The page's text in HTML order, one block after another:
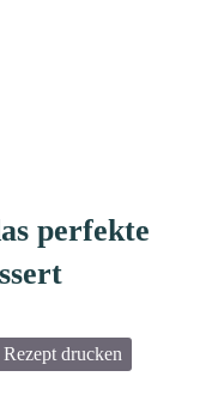
perfekte
Rezept drucken